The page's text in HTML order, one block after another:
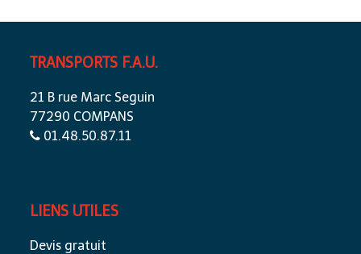
TRANSPORTS F.A.U.
21 B rue Marc Seguin
77290 COMPANS
01.48.50.87.11
LIENS UTILES
Devis gratuit